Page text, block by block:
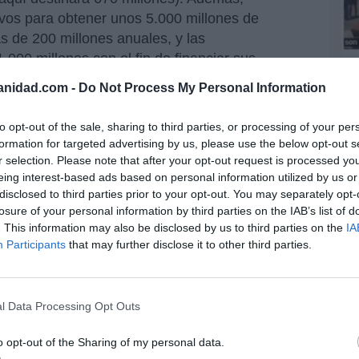
- Do Not Process My Personal Information
opt-out of the sale, sharing to third parties, or processing of your
for targeted advertising by us, please use the below opt-out
selection. Please note that after your opt-out request is processed
interest-based ads based on personal information utilized by us
to third parties prior to your opt-out. You may separately
of your personal information by third parties on the IAB’s list of
This information may also be disclosed by us to third parties on the
Participants that may further disclose it to other third parties.
Data Processing Opt Outs
opt-out of the Sharing of my personal data.
para obtener unos 5.000 millones de
de 200 millones anuales, y las
millones con el fin de financiar sus
felices a los accionistas, elevará un 5%
por acción de cara a 2028, con el
primeros meses de EDP como de
la rentabilidad y el beneficio neto han
en ambas compañías. No olviden que
así que nos fijaremos en las cifras de
a 11.444 millones, lo que supone un 6%
y capacidad instalada. Sin
(
un 12%, a 1.083 millones. Al mismo
11% desde el cierre del año pasado,
tu